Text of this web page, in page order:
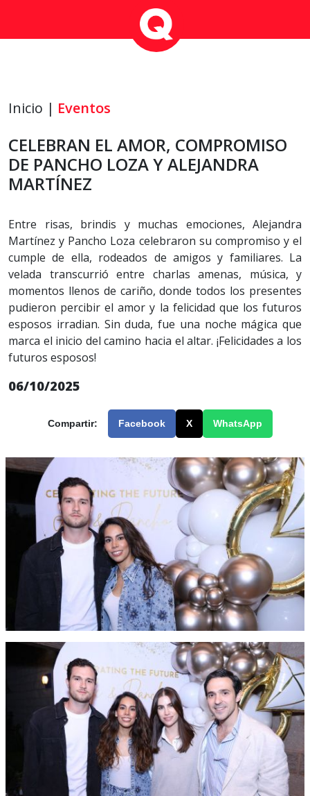
Inicio | Eventos
CELEBRAN EL AMOR, COMPROMISO
DE PANCHO LOZA Y ALEJANDRA
MARTÍNEZ
Entre risas, brindis y muchas emociones, Alejandra
Martínez y Pancho Loza celebraron su compromiso y el
cumple de ella, rodeados de amigos y familiares. La
velada transcurrió entre charlas amenas, música, y
momentos llenos de cariño, donde todos los presentes
pudieron percibir el amor y la felicidad que los futuros
esposos irradian. Sin duda, fue una noche mágica que
marca el inicio del camino hacia el altar. ¡Felicidades a los
futuros esposos!
06/10/2025
Compartir: Facebook X WhatsApp